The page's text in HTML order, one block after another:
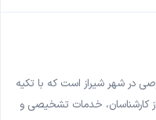
در شهر شیراز است که با تکیه
کارشناسان، خدمات تشخیصی و